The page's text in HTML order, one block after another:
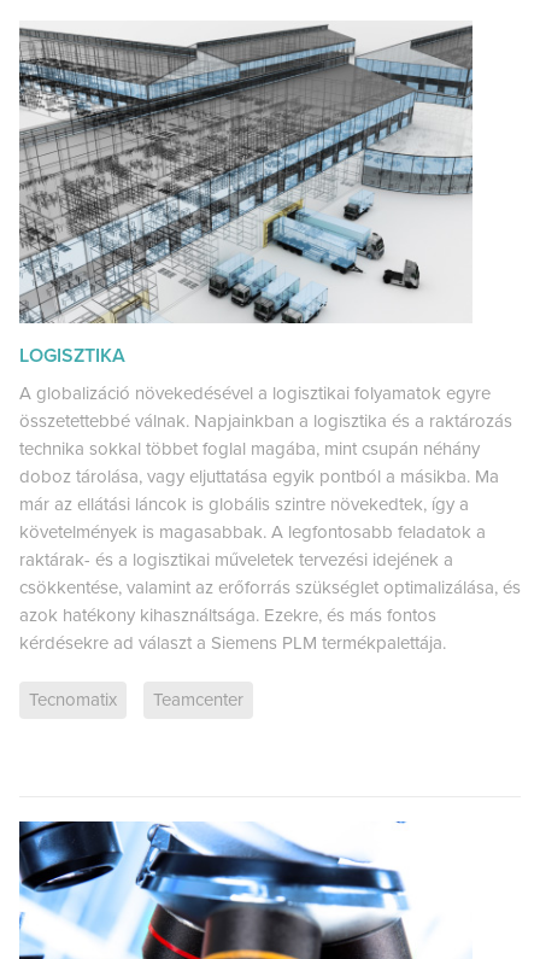
LOGISZTIKA
A globalizáció növekedésével a logisztikai folyamatok egyre
összetettebbé válnak. Napjainkban a logisztika és a raktározás
technika sokkal többet foglal magába, mint csupán néhány
doboz tárolása, vagy eljuttatása egyik pontból a másikba. Ma
már az ellátási láncok is globális szintre növekedtek, így a
követelmények is magasabbak. A legfontosabb feladatok a
raktárak- és a logisztikai műveletek tervezési idejének a
csökkentése, valamint az erőforrás szükséglet optimalizálása, és
azok hatékony kihasználtsága. Ezekre, és más fontos
kérdésekre ad választ a Siemens PLM termékpalettája.
Tecnomatix Teamcenter